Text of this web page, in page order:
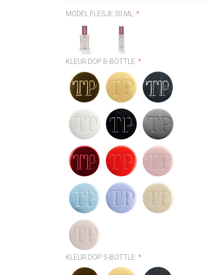
MODEL FLESJE 30 ML:*
KLEUR DOP B-BOTTLE:*
KLEUR DOP S-BOTTLE:*